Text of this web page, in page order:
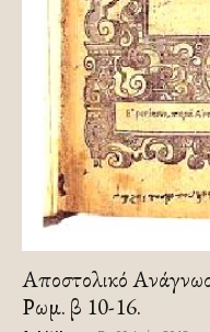
Αποστολικό
Ρωμ. β 10-16.